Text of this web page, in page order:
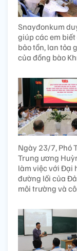
Snayđonkum
giúp các em
bảo tồn, lan tỏa
của đồng bào
Ngày 23/7, Phó
Trung ương
làm việc với Đại
đường lối của
môi trường và